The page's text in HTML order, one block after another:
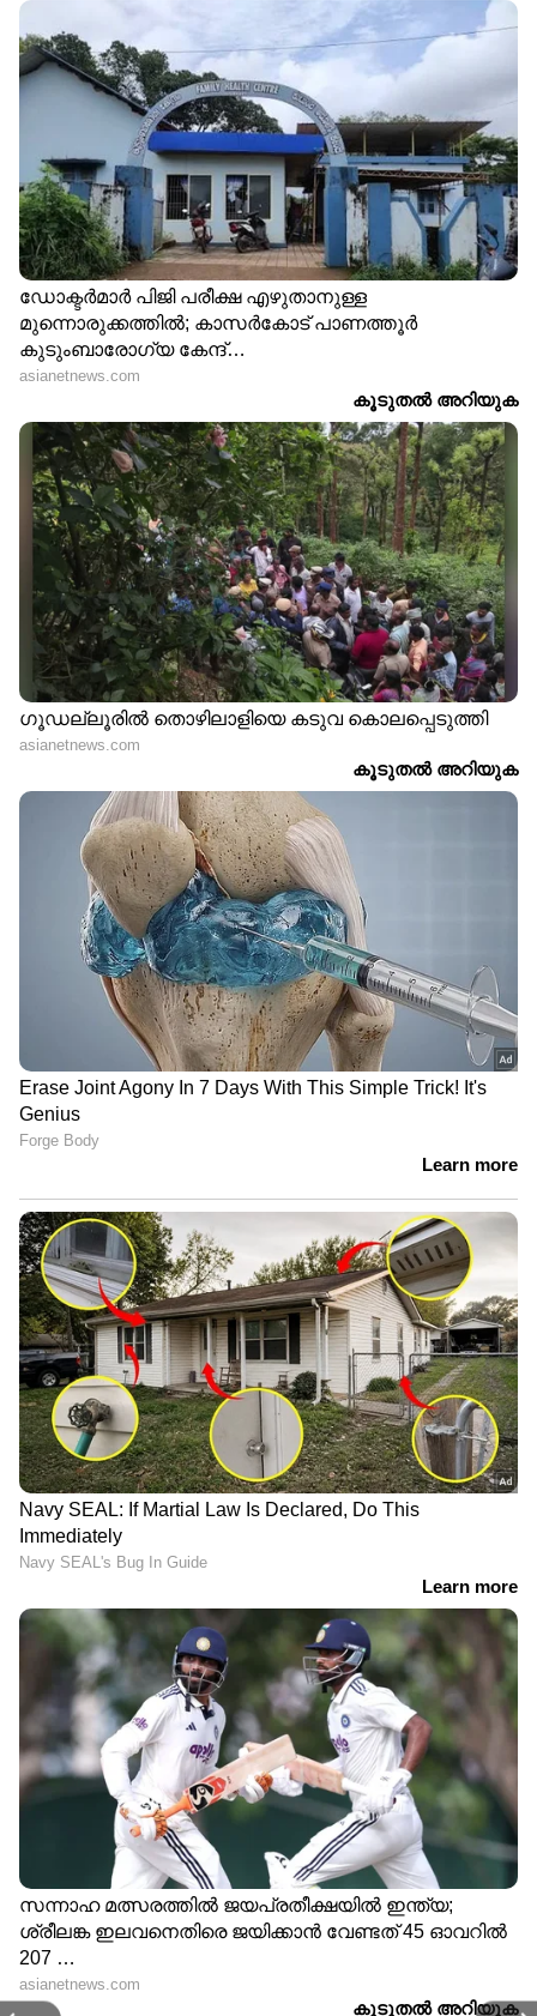
അഞ്ചാം സമ്മാനം - 2,000 രൂപ
4196 4423 6319 6428 7725 8051
ആറാം സമ്മാനം - 1,000 രൂപ
0078 0089 0238 1112 2012 2018 2975 3161 4668
4909 5021 5769 5919 6303 6459 6620 7253 7356
8048 8162 8874 9093 9456 9665 9897
ഏഴാം സമ്മാനം - 500 രൂപ
0065 0131 0366 0517 0555 0819 1004 1192 1377
1390 1515 1631 1655 1764 1864 2069 2314 2444
2712 2956 2974 3010 3167 3172 3261 3283 3292
3462 3629 3724 3958 4374 4502 4606 4646
4762 4768 4776 5393 5568 5834 5897 5927 5937
5976 6149 6418 6824 6855 6966 7069 7100 7105
7183 7722 7759 8005 8070 8127 8197 8354 8418
8685 8715 8743 8777 8828 8915 9110 9381 9388
9420 9472 9679 9774 9792
ഏട്ടാം സമ്മാനം - 200 രൂപ
0195 0336 0419 0719 0783 1091 1177 1234 1255
1281 1304 1617 1657 1780 1796 1802 1872 1899
2051 2588 2690 2968 2981 3119 3156 3190 3274
3417 3426 3434 3450 3696 3701 3760 3844 3920
4989 5205 5280 5499 5580 5663 5670 5707
6070 6154 6333 6550 6627 6884 6910 6927 6932
7193 7208 7222 7226 7257 7307 7860 7996 8053
8096 8129 8175 8228 8270 8314 8343 8468 8471
8531 8658 8708 8830 9045 9236 9289 9429 9440
9510 9542 9640 9650 9745 9800 9941 9969
ഒൻപതാം സമ്മാനം - 100 രൂപ
0015 0123 0244 0266 0367 0438 0785 0825 0955
1580 1863 1898 1971 2005 2157 2210 2240 2290
2303 2335 2463 2501 2555 2565 2641 2680 2818
2867 2881 2953 3063 3067 3128 3169 3199 3316
3563 3591 3650 3925 4049 4302 4303 4388 4392
4406 4414 4512 4539 4622 4658 4741 4760 4765
4849 5008 5109 5219 5267 5295 5344 5411 5429
5515 5522 5734 5743 5756 5843 5871 6037 6043
6259 6352 6361 6366 6382 6473 6537 6677 6762
6789 6837 6852 6890 6891 6914 7113 7254 7263
7358 7385 7409 7534 7756 7766 7780 7796 7818
7825 7844 7894 7910 8006 8014 8150 8259 8301
8415 8558 8595 8621 8801 8819 8841 8843 8862